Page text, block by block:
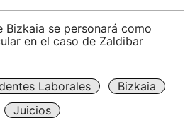
Bizkaia se personará como
en el caso de Zaldibar
Laborales
Bizkaia
Juicios